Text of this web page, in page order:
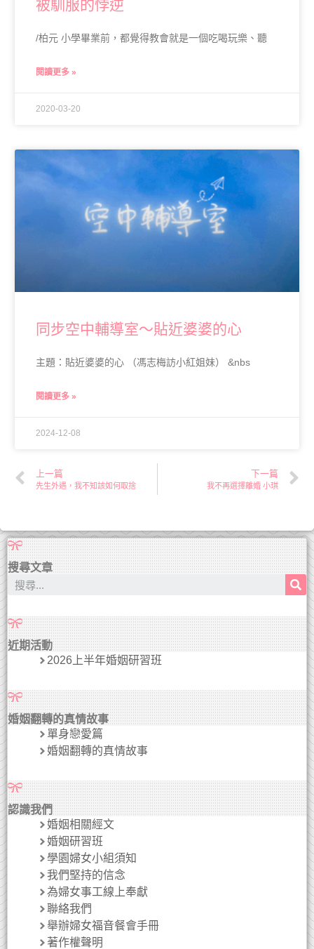
被馴服的悖逆
/柏元 小學畢業前，都覺得教會就是一個吃喝玩樂、聽
閱讀更多 »
2020-03-20
同步空中輔導室～貼近婆婆的心
主題：貼近婆婆的心 （馮志梅訪小紅姐妹） &nbs
閱讀更多 »
2024-12-08
上一篇
先生外遇，我不知該如何取捨
下一篇
我不再選擇離婚 小琪
搜尋文章
近期活動
2026上半年婚姻研習班
婚姻翻轉的真情故事
單身戀愛篇
婚姻翻轉的真情故事
認識我們
婚姻相關經文
婚姻研習班
學園婦女小組須知
我們堅持的信念
為婦女事工線上奉獻
聯絡我們
舉辦婦女福音餐會手冊
著作權聲明